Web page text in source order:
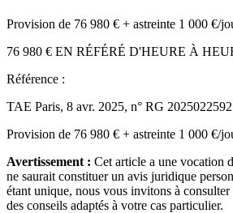
Provision de 76 980 € + astreinte 1 000 €/
76 980 € EN RÉFÉRÉ D'HEURE À
Référence :
TAE Paris, 8 avr. 2025, n° RG 2025022592
Provision de 76 980 € + astreinte 1 000 €/
Avertissement : Cet article a une vocation
ne saurait constituer un avis juridique
étant unique, nous vous invitons à
des conseils adaptés à votre cas particulier.